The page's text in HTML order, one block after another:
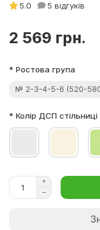
5.0 5 відгуків
2 569 грн.
* Ростова група
№ 2-3-4-5-6 (520-
* Колір ДСП стільниці